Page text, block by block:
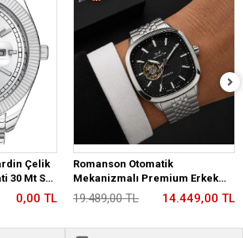
Çelik
30 Mt Su
0,00 TL
Romanson Otomatik
Mekanizmalı Premium Erkek
Kol Saati 5 ATM Suya Dayanıklı 2
Yıl Garantili RM2233.12
19.489,00 TL 14.449,00 TL